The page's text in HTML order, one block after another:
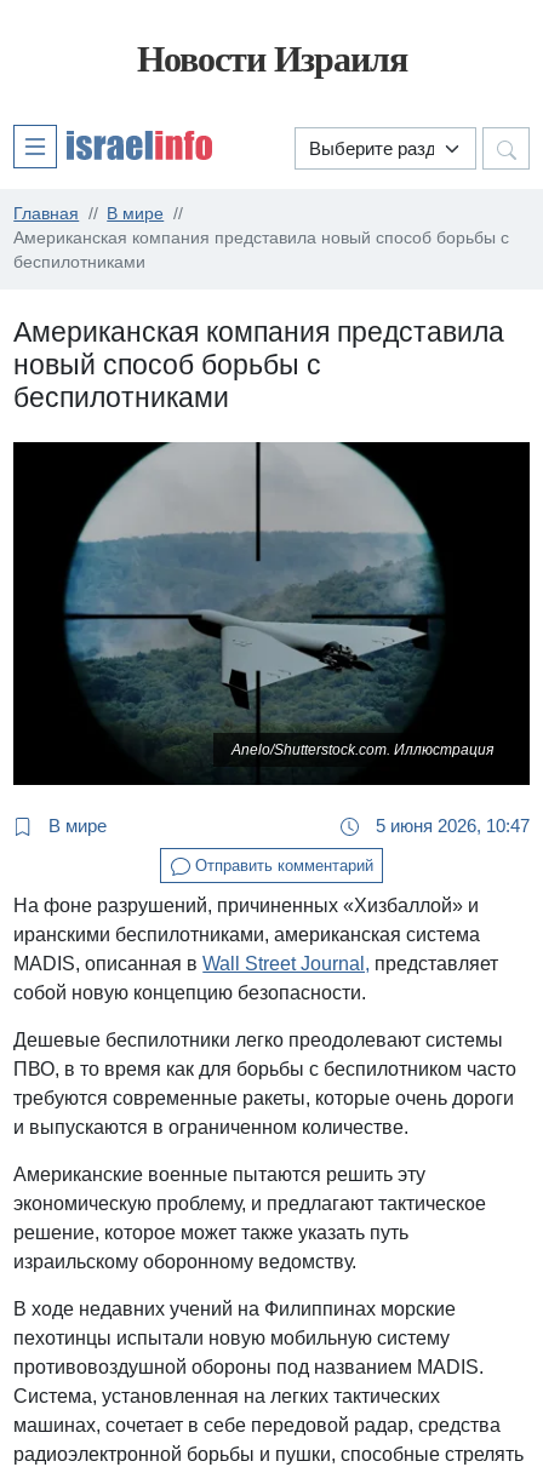
Новости Израиля
Главная
В мире
Американская компания представила новый способ борьбы с
беспилотниками
Американская компания представила
новый способ борьбы с
беспилотниками
Anelo/Shutterstock.com. Иллюстрация
В мире 5 июня 2026, 10:47
Отправить комментарий
На фоне разрушений, причиненных «Хизбаллой» и
иранскими беспилотниками, американская система
MADIS, описанная вWall Street Journal, представляет
собой новую концепцию безопасности.
Дешевые беспилотники легко преодолевают системы
ПВО, в то время как для борьбы с беспилотником часто
требуются современные ракеты, которые очень дороги
и выпускаются в ограниченном количестве.
Американские военные пытаются решить эту
экономическую проблему, и предлагают тактическое
решение, которое может также указать путь
израильскому оборонному ведомству.
В ходе недавних учений на Филиппинах морские
пехотинцы испытали новую мобильную систему
противовоздушной обороны под названием MADIS.
Система, установленная на легких тактических
машинах, сочетает в себе передовой радар, средства
радиоэлектронной борьбы и пушки, способные стрелять